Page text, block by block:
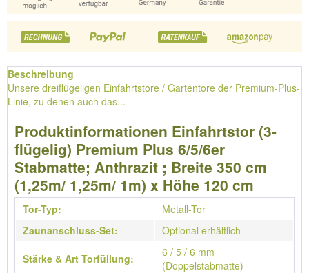
Beschreibung
Unsere dreiflügeligen Einfahrtstore / Gartentore der Premium-Plus-
Linie, zu denen auch das...
Produktinformationen Einfahrtstor (3-
flügelig) Premium Plus 6/5/6er
Stabmatte; Anthrazit ; Breite 350 cm
(1,25m/ 1,25m/ 1m) x Höhe 120 cm
Tor-Typ:
Metall-Tor
Zaunanschluss-Set:
Optional erhältlich
Stärke & Art Torfüllung:
6 / 5 / 6 mm
(Doppelstabmatte)